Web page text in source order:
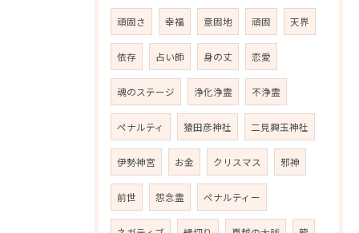
頑固さ 幸福 意固地 頑固 天界
依存 占い師 身の丈 恋愛
魂のステージ 浄化浄霊 不浄霊
ペナルティ 猿田彦神社 二見興玉神社
伊勢神宮 お金 クリスマス 邪神
前世 怨念霊 ペナルティー